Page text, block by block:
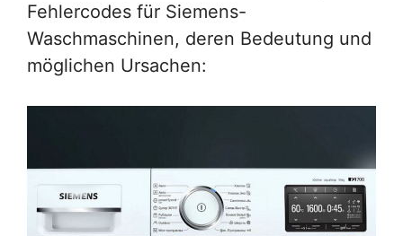
Fehlercodes für Siemens-
Waschmaschinen, deren Bedeutung und
möglichen Ursachen: